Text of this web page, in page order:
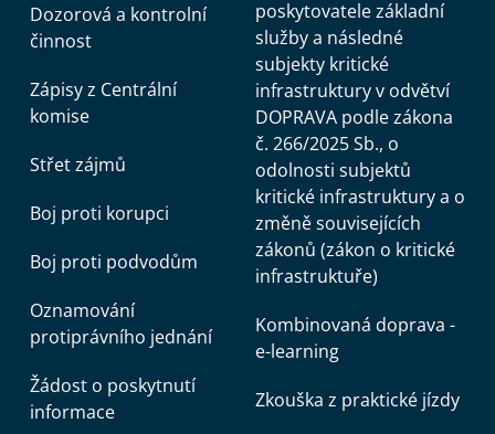
Dozorová a kontrolní
činnost
Zápisy z Centrální
komise
Střet zájmů
Boj proti korupci
Boj proti podvodům
Oznamování
protiprávního jednání
Žádost o poskytnutí
informace
poskytovatele základní
služby a následné
subjekty kritické
infrastruktury v odvětví
DOPRAVA podle zákona
č. 266/2025 Sb., o
odolnosti subjektů
kritické infrastruktury a o
změně souvisejících
zákonů (zákon o kritické
infrastruktuře)
Kombinovaná doprava -
e-learning
Zkouška z praktické jízdy